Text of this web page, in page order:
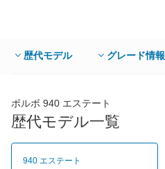
歴代モデル グレード情報
ボルボ 940 エステート
歴代モデル一覧
940 エステート